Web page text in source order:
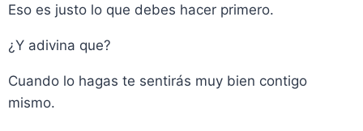
Eso es justo lo que debes hacer primero.
¿Y adivina que?
Cuando lo hagas te sentirás muy bien contigo
mismo.